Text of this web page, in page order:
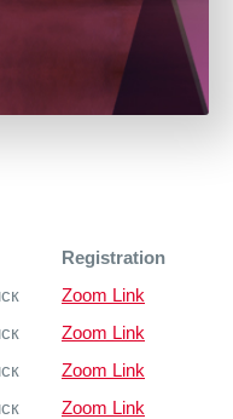
Registration
Zoom Link
Zoom Link
Zoom Link
Zoom Link